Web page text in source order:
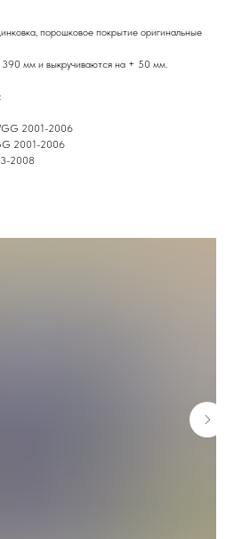
порошковое покрытие оригинальные
390 мм и выкручиваются на + 50 мм.
GG 2001-2006
2001-2006
2008